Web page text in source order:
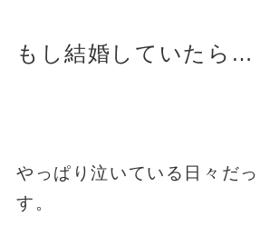
もし結婚していたら…
やっぱり泣いている日々だ
す。